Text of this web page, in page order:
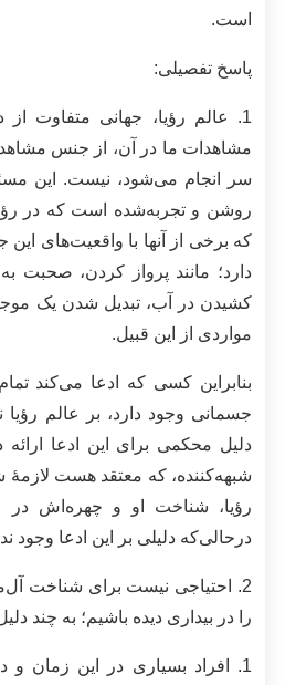
است.
پاسخ تفصیلی:
1. عالم رؤیا، جهانی متفاوت
مشاهدات ما در آن، از جنس
سر انجام می‌شود، نیست. این
روشن و تجربه‌شده است که در
که برخی از آنها با واقعیت‌های
دارد؛ مانند پرواز کردن، صحبت
کشیدن در آب، تبدیل ‌شدن یک
مواردی از این قبیل.
بنابراین کسی که ادعا می‌کند
جسمانی وجود دارد، بر عالم
دلیل محکمی برای این ادعا ارائه‌
شبهه‌کننده، که معتقد هست
رؤیا، شناخت او و چهره‌اش در
درحالی‌که دلیلی بر این ادعا وجود
2. احتیاجی نیست برای شناخت
را در بیداری دیده باشیم؛ به چند
1. افراد بسیاری در این زمان و